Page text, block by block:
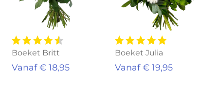
Boeket Britt
Vanaf € 18,95
Boeket Julia
Vanaf € 19,95